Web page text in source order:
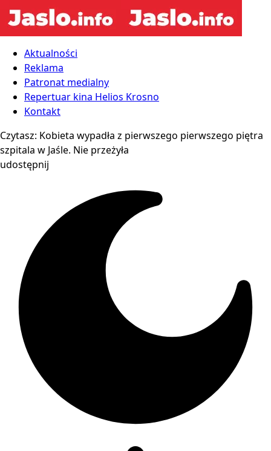
Aktualności
Reklama
Patronat medialny
Repertuar kina Helios Krosno
Kontakt
Czytasz: Kobieta wypadła z pierwszego pierwszego piętra
szpitala w Jaśle. Nie przeżyła
udostępnij